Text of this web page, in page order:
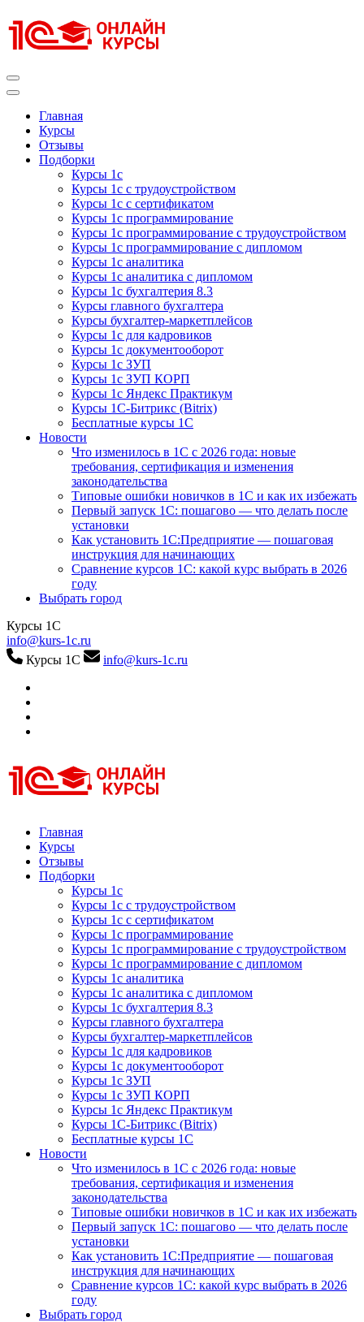
к
содержимому
Главная
Курсы
Отзывы
Подборки
Курсы 1с
Курсы 1с с трудоустройством
Курсы 1с с сертификатом
Курсы 1с программирование
Курсы 1с программирование с трудоустройством
Курсы 1с программирование с дипломом
Курсы 1с аналитика
Курсы 1с аналитика с дипломом
Курсы 1с бухгалтерия 8.3
Курсы главного бухгалтера
Курсы бухгалтер-маркетплейсов
Курсы 1с для кадровиков
Курсы 1с документооборот
Курсы 1с ЗУП
Курсы 1с ЗУП КОРП
Курсы 1с Яндекс Практикум
Курсы 1С-Битрикс (Bitrix)
Бесплатные курсы 1С
Новости
Что изменилось в 1С с 2026 года: новые
требования, сертификация и изменения
законодательства
Типовые ошибки новичков в 1С и как их избежать
Первый запуск 1С: пошагово — что делать после
установки
Как установить 1С:Предприятие — пошаговая
инструкция для начинающих
Сравнение курсов 1С: какой курс выбрать в 2026
году
Выбрать город
Курсы 1С
info@kurs-1c.ru
Курсы 1С
info@kurs-1c.ru
Курсы 1С
Курсы 1С официальная сертификация
Главная
Курсы
Отзывы
Подборки
Курсы 1с
Курсы 1с с трудоустройством
Курсы 1с с сертификатом
Курсы 1с программирование
Курсы 1с программирование с трудоустройством
Курсы 1с программирование с дипломом
Курсы 1с аналитика
Курсы 1с аналитика с дипломом
Курсы 1с бухгалтерия 8.3
Курсы главного бухгалтера
Курсы бухгалтер-маркетплейсов
Курсы 1с для кадровиков
Курсы 1с документооборот
Курсы 1с ЗУП
Курсы 1с ЗУП КОРП
Курсы 1с Яндекс Практикум
Курсы 1С-Битрикс (Bitrix)
Бесплатные курсы 1С
Новости
Что изменилось в 1С с 2026 года: новые
требования, сертификация и изменения
законодательства
Типовые ошибки новичков в 1С и как их избежать
Первый запуск 1С: пошагово — что делать после
установки
Как установить 1С:Предприятие — пошаговая
инструкция для начинающих
Сравнение курсов 1С: какой курс выбрать в 2026
году
Выбрать город